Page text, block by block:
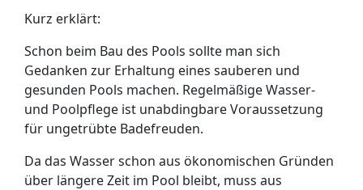
Kurz erklärt:
Schon beim Bau des Pools sollte man sich
Gedanken zur Erhaltung eines sauberen und
gesunden Pools machen. Regelmäßige Wasser-
und Poolpflege ist unabdingbare Voraussetzung
für ungetrübte Badefreuden.
Da das Wasser schon aus ökonomischen Gründen
über längere Zeit im Pool bleibt, muss aus